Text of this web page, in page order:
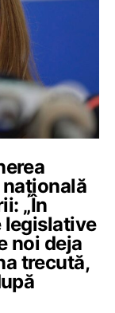
„În
legislative
noi deja
trecută,